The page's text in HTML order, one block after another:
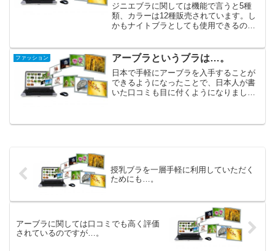
ジニエブラに関しては機能で言うと5種
類、カラーは12種販売されています。し
かもナイトブラとしても使用できるのに
価を受けています。近頃購入者が増え続
けている「アーブラ」と...
ファッション アーブラというブラは…。
日本で手軽にアーブラを入手することが
できるようになったことで、日本人が書
いた口コミも目に付くようになりまし
授乳ブラを一層手軽に利用していただく
ためにも…。
アーブラに関しては口コミでも高く評価
されているのですが…。